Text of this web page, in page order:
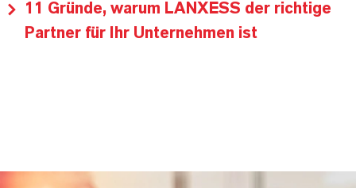
11 Gründe, warum LANXESS der richtige
Partner für Ihr Unternehmen ist